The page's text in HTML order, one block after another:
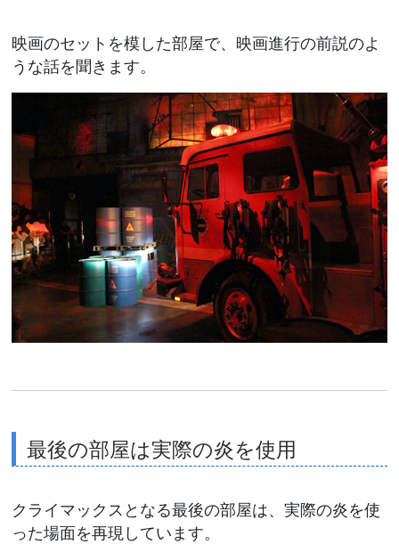
映画のセットを模した部屋で、映画進行の前説のよ
うな話を聞きます。
最後の部屋は実際の炎を使用
クライマックスとなる最後の部屋は、実際の炎を使
った場面を再現しています。